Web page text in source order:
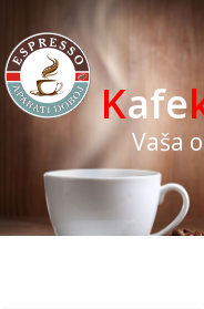
Kafe
Vaša